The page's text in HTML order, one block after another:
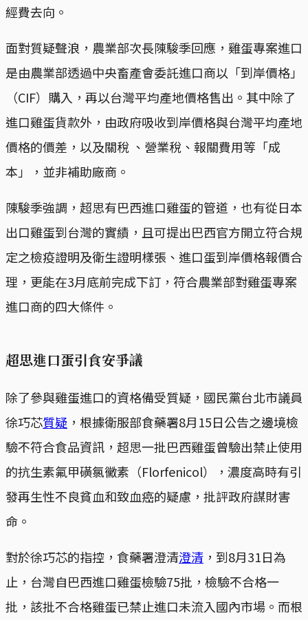
經費去向。
面對質疑聲浪，農業部次長陳駿季回應，雞蛋專案進口
是由農業部透過中央畜產會委託進口商以「到岸價格」
（CIF）購入，再以台灣平均產地價格售出。其中除了
進口雞蛋貨款外，由政府吸收到岸價格與台灣平均產地
價格的價差，以及關稅 、營業稅、報關費用等「成
本」，並非補助廠商。
陳駿季強調，超思有巴西進口雞蛋的管道，也有從日本
出口雞蛋到台灣的實績，且可提出巴西官方開立符合規
定之檢疫證明及衛生證明樣張、進口蛋到岸價格報價合
理，更能在3月底前完成下訂，符合農業部對雞蛋專案
進口商的四大條件。
超思進口蛋引食安爭議
除了參與雞蛋進口的資格備受質疑，國民黨台北市議員
徐巧芯質疑 ，根據衛服部食藥署8月15日公告之邊境檢
驗不符合食品資訊，超思一批巴西雞蛋曾驗出禁止使用
的抗生素氟甲磺氯黴素（Florfenicol），濃度高時有引
發再生性不良貧血和致血癌的疑慮，批評政府謀財害
命。
對於徐巧芯的指控，食藥署澄清澄清 ，到8月31日為
止，台灣自巴西進口雞蛋檢驗75批，檢驗不合格一
批，該批不合格雞蛋已禁止進口未流入國內市場。而根